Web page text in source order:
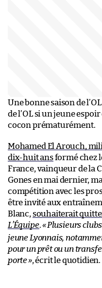
Une bonne saison de
de l’OL si un jeune
cocon prématurément.
Mohamed El Arouch,
dix-huit ansformé chez
France, vainqueur de la
Gones en mai dernier,
compétition avec les
être invité aux
Blanc, souhaiterait
L’Équipe.«Plusieurs
jeune Lyonnais,
pour un prêt ou un
porte», écrit le quotidien.